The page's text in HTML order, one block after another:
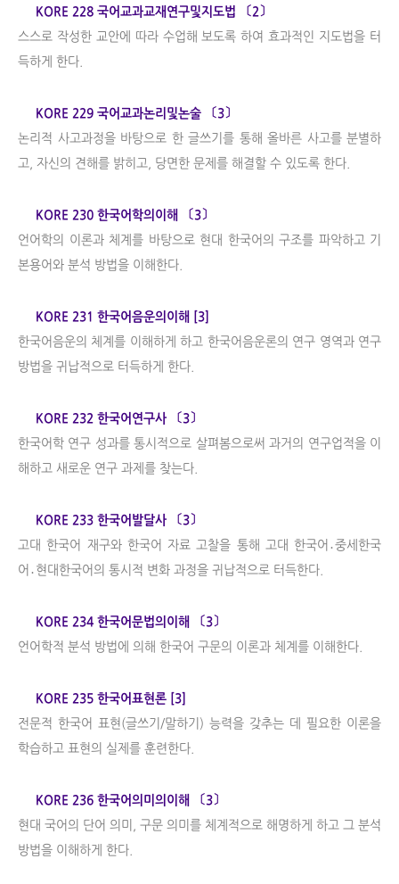
KORE 228 국어교과교재연구및지도법 〔2〕
스스로 작성한 교안에 따라 수업해 보도록 하여 효과적인 지도법을 터
득하게 한다.
KORE 229 국어교과논리및논술 〔3〕
논리적 사고과정을 바탕으로 한 글쓰기를 통해 올바른 사고를 분별하
고, 자신의 견해를 밝히고, 당면한 문제를 해결할 수 있도록 한다.
KORE 230 한국어학의이해 〔3〕
언어학의 이론과 체계를 바탕으로 현대 한국어의 구조를 파악하고 기
본용어와 분석 방법을 이해한다.
KORE 231 한국어음운의이해 [3]
한국어음운의 체계를 이해하게 하고 한국어음운론의 연구 영역과 연구
방법을 귀납적으로 터득하게 한다.
KORE 232 한국어연구사 〔3〕
한국어학 연구 성과를 통시적으로 살펴봄으로써 과거의 연구업적을 이
해하고 새로운 연구 과제를 찾는다.
KORE 233 한국어발달사 〔3〕
고대 한국어 재구와 한국어 자료 고찰을 통해 고대 한국어․중세한국
어․현대한국어의 통시적 변화 과정을 귀납적으로 터득한다.
KORE 234 한국어문법의이해 〔3〕
언어학적 분석 방법에 의해 한국어 구문의 이론과 체계를 이해한다.
KORE 235 한국어표현론 [3]
전문적 한국어 표현(글쓰기/말하기) 능력을 갖추는 데 필요한 이론을
학습하고 표현의 실제를 훈련한다.
KORE 236 한국어의미의이해 〔3〕
현대 국어의 단어 의미, 구문 의미를 체계적으로 해명하게 하고 그 분석
방법을 이해하게 한다.